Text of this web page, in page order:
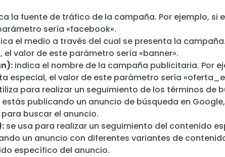
la fuente de tráfico de la campaña. Por ejemplo, si
sería «facebook».
el medio a través del cual se presenta la
el valor de este parámetro sería «banner».
indica el nombre de la campaña publicitaria. Por
especial, el valor de este parámetro sería
para realizar un seguimiento de los términos de
publicando un anuncio de búsqueda en
buscar el anuncio.
se usa para realizar un seguimiento del contenido
un anuncio con diferentes variantes de
específico del anuncio.